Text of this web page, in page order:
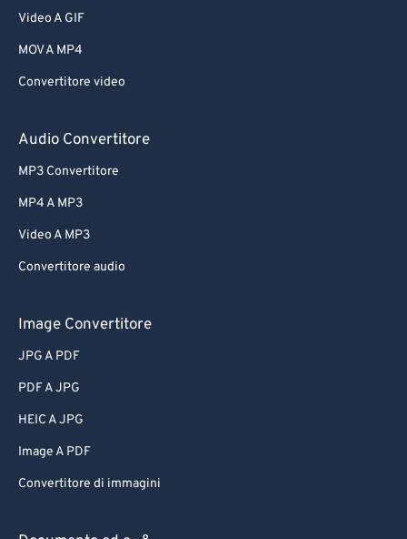
Video A GIF
MOV A MP4
Convertitore video
Audio Convertitore
MP3 Convertitore
MP4 A MP3
Video A MP3
Convertitore audio
Image Convertitore
JPG A PDF
PDF A JPG
HEIC A JPG
Image A PDF
Convertitore di immagini